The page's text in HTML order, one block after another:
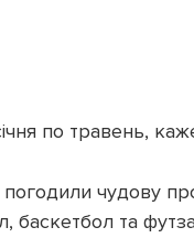
по травень,
погодили чудову
баскетбол та